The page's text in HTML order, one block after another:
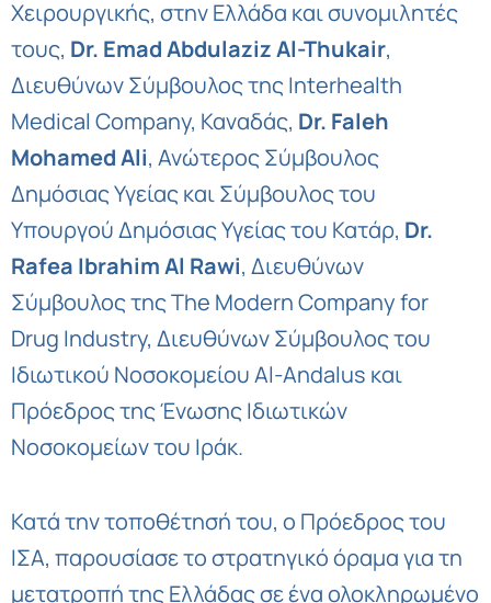
Χειρουργικής, στην Ελλάδα και συνομιλητές
τους, Dr. Emad Abdulaziz Al-Thukair,
Διευθύνων Σύμβουλος της Interhealth
Medical Company, Καναδάς, Dr. Faleh
Mohamed Ali, Ανώτερος Σύμβουλος
Δημόσιας Υγείας και Σύμβουλος του
Υπουργού Δημόσιας Υγείας του Κατάρ, Dr.
Rafea Ibrahim Al Rawi, Διευθύνων
Σύμβουλος της The Modern Company for
Drug Industry, Διευθύνων Σύμβουλος του
Ιδιωτικού Νοσοκομείου Al-Andalus και
Πρόεδρος της Ένωσης Ιδιωτικών
Νοσοκομείων του Ιράκ.
Κατά την τοποθέτησή του, ο Πρόεδρος του
ΙΣΑ, παρουσίασε το στρατηγικό όραμα για τη
μετατροπή της Ελλάδας σε ένα ολοκληρωμένο